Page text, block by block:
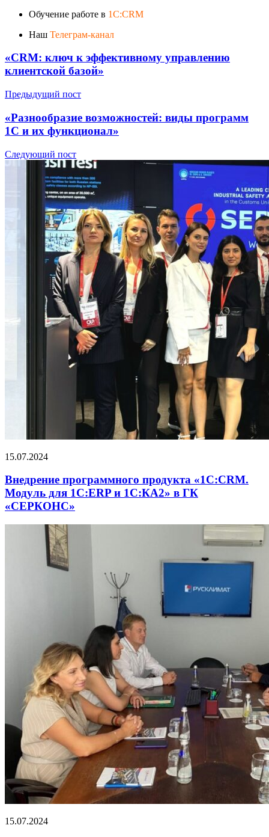
Обучение работе в 1C:CRM
Наш Телеграм-канал
«CRM: ключ к эффективному управлению
клиентской базой»
Предыдущий пост
«Разнообразие возможностей: виды программ
1С и их функционал»
Следующий пост
15.07.2024
Внедрение программного продукта «1С:CRM.
Модуль для 1С:ERP и 1С:КА2» в ГК
«СЕРКОНС»
15.07.2024